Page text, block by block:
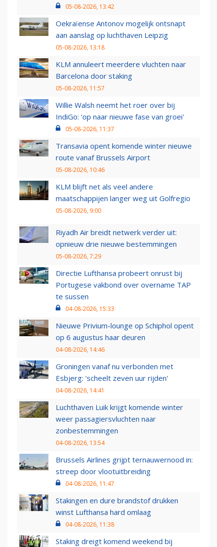
05-08-2026, 13:42
Oekraïense Antonov mogelijk ontsnapt
aan aanslag op luchthaven Leipzig
05-08-2026, 13:18
KLM annuleert meerdere vluchten naar
Barcelona door staking
05-08-2026, 11:57
Willie Walsh neemt het roer over bij
IndiGo: 'op naar nieuwe fase van groei'
05-08-2026, 11:37
Transavia opent komende winter nieuwe
route vanaf Brussels Airport
05-08-2026, 10:46
KLM blijft net als veel andere
maatschappijen langer weg uit Golfregio
05-08-2026, 9:00
Riyadh Air breidt netwerk verder uit:
opnieuw drie nieuwe bestemmingen
05-08-2026, 7:29
Directie Lufthansa probeert onrust bij
Portugese vakbond over overname TAP
te sussen
04-08-2026, 15:33
Nieuwe Privium-lounge op Schiphol opent
op 6 augustus haar deuren
04-08-2026, 14:46
Groningen vanaf nu verbonden met
Esbjerg: 'scheelt zeven uur rijden'
04-08-2026, 14:41
Luchthaven Luik krijgt komende winter
weer passagiersvluchten naar
zonbestemmingen
04-08-2026, 13:54
Brussels Airlines grijpt ternauwernood in:
streep door vlootuitbreiding
04-08-2026, 11:47
Stakingen en dure brandstof drukken
winst Lufthansa hard omlaag
04-08-2026, 11:38
Staking dreigt komend weekend bij